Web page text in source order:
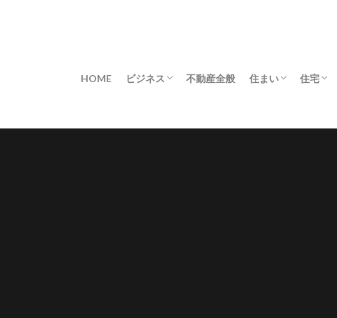
HOME ビジネス 不動産全般 住まい 住宅